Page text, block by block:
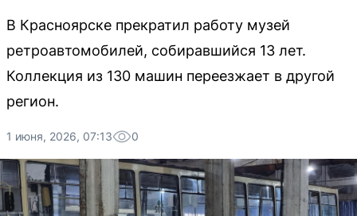
В Красноярске прекратил работу музей
ретроавтомобилей, собиравшийся 13 лет.
Коллекция из 130 машин переезжает в другой
регион.
1 июня, 2026, 07:13 0